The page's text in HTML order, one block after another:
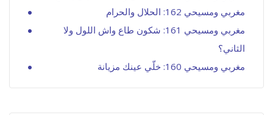
مغربي ومسيحي 162: الحلال والحرام
مغربي ومسيحي 161: شكون طاع واش اللول ولا
الثاني؟
مغربي ومسيحي 160: خلّي عينك مزيانة